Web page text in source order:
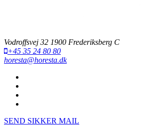
Vodroffsvej 32 1900 Frederiksberg C
+45 35 24 80 80
horesta@horesta.dk
SEND SIKKER MAIL